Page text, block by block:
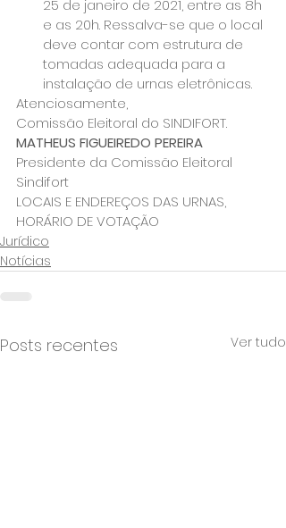
25 de janeiro de 2021, entre as 8h
e as 20h. Ressalva-se que o local
deve contar com estrutura de
tomadas adequada para a
instalação de urnas eletrônicas.
Atenciosamente,
Comissão Eleitoral do SINDIFORT.
MATHEUS FIGUEIREDO PEREIRA
Presidente da Comissão Eleitoral
Sindifort
LOCAIS E ENDEREÇOS DAS URNAS,
HORÁRIO DE VOTAÇÃO
Jurídico
Notícias
Posts recentes Ver tudo